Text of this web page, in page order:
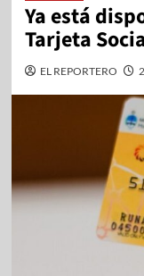
Ya está
Tarjeta
EL REPORTERO